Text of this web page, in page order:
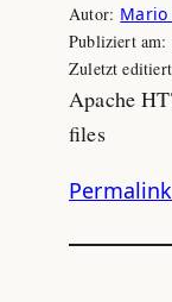
Autor: Mario
Publiziert am:
Zuletzt
Apache
files
Permalink